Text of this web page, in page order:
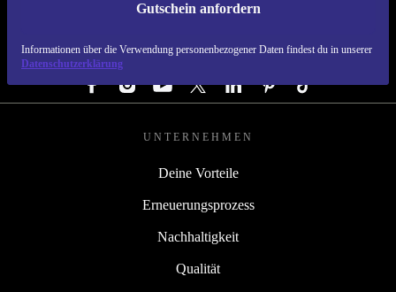
Gutschein anfordern
Informationen über die Verwendung personenbezogener Daten findest du in unserer
Datenschutzerklärung
REFURBED DEUTSCHLAND - RETHINK NEW.
FOLGE UNS
UNTERNEHMEN
Deine Vorteile
Erneuerungsprozess
Nachhaltigkeit
Qualität